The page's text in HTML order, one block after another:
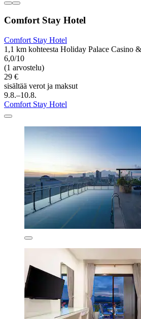
Comfort Stay Hotel
Comfort Stay Hotel
1,1 km kohteesta Holiday Palace Casino
6,0/10
(1 arvostelu)
29 €
sisältää verot ja maksut
9.8.–10.8.
Comfort Stay Hotel